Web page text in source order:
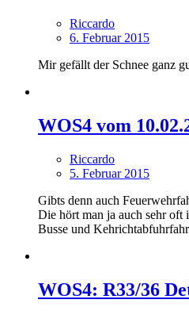
Riccardo
6. Februar 2015
Mir gefällt der Schnee ganz
WOS4 vom
Riccardo
5. Februar 2015
Gibts denn auch
Die hört man ja auch sehr
Busse und
WOS4: R33/36